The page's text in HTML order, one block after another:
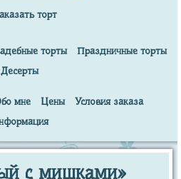
торт
торты
Праздничные торты
Десерты
мне Цены
Условия заказа
с мишками»